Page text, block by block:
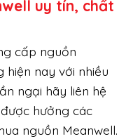
uy tín, chất
cấp nguồn
nay với nhiều
ngại hãy liên hệ
hưởng các
nguồn Meanwell.